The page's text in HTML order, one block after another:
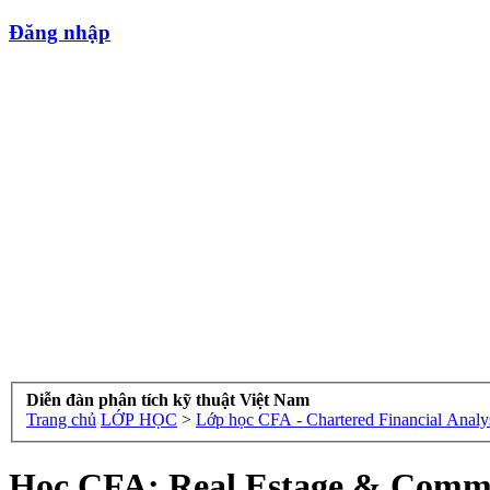
Đăng nhập
Diễn đàn phân tích kỹ thuật Việt Nam
Trang chủ LỚP HỌC > Lớp học CFA - Chartered Financial